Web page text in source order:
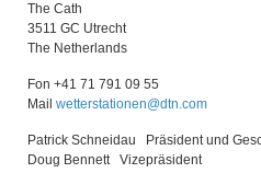
The Cath
3511 GC Utrecht
The Netherlands
Fon +41 71 791 09 55
Mail wetterstationen@dtn.com
Patrick Schneidau Präsident und
Doug Bennett Vizepräsident